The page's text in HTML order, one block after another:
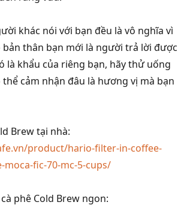
khác nói với bạn đều là vô nghĩa vì
bản thân bạn mới là người trả lời được
là khẩu của riêng bạn, hãy thử uống
thể cảm nhận đâu là hương vị mà bạn
Brew tại nhà:
product/hario-filter-in-coffee-
fic-70-mc-5-cups/
phê Cold Brew ngon: